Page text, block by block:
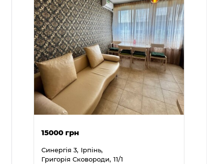
15000 грн
Синергія 3, Ірпінь,
Григорія Сковороди, 11/1